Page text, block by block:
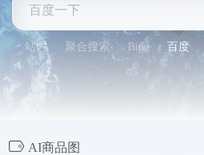
站内 聚合搜索 Bing 百度
AI商品图